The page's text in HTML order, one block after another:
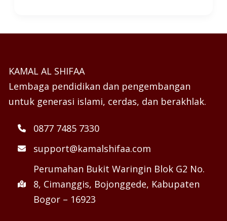
KAMAL AL SHIFAA
Lembaga pendidikan dan pengembangan
untuk generasi islami, cerdas, dan berakhlak.
0877 7485 7330
support@kamalshifaa.com
Perumahan Bukit Waringin Blok G2 No.
8, Cimanggis, Bojonggede, Kabupaten
Bogor – 16923